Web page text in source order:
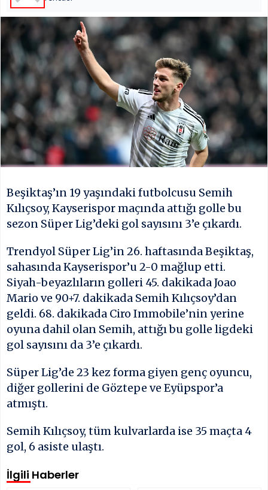
SOSYAL
MOBİL
Beşiktaş’ın 19 yaşındaki futbolcusu Semih
Kılıçsoy, Kayserispor maçında attığı golle bu
sezon Süper Lig’deki gol sayısını 3’e çıkardı.
Trendyol Süper Lig’in 26. haftasında Beşiktaş,
sahasında Kayserispor’u 2-0 mağlup etti.
Siyah-beyazlıların golleri 45. dakikada Joao
Mario ve 90+7. dakikada Semih Kılıçsoy’dan
geldi. 68. dakikada Ciro Immobile’nin yerine
oyuna dahil olan Semih, attığı bu golle ligdeki
gol sayısını da 3’e çıkardı.
Süper Lig’de 23 kez forma giyen genç oyuncu,
diğer gollerini de Göztepe ve Eyüpspor’a
atmıştı.
Semih Kılıçsoy, tüm kulvarlarda ise 35 maçta 4
gol, 6 asiste ulaştı.
İlgili Haberler